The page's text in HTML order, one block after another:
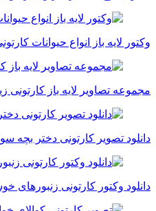
وکتور لایه باز انواع حیوانات
مجموعه تصاویر لایه باز کارتونی
دانلود تصویر کارتونی دختر بچه
دانلود وکتور کارتونی زنبورهای